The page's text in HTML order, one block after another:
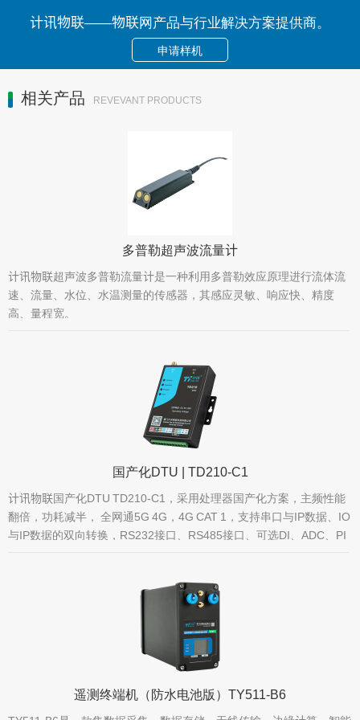
计讯物联——物联网产品与行业解决方案提供商。
申请样机
相关产品 REVEVANT PRODUCTS
多普勒超声波流量计
计讯物联超声波多普勒流量计是一种利用多普勒效应原理进行流体流
速、流量、水位、水温测量的传感器，其感应灵敏、响应快、精度
高、量程宽。
国产化DTU | TD210-C1
计讯物联国产化DTU TD210-C1，采用处理器国产化方案，主频性能
翻倍，功耗减半， 全网通5G 4G，4G CAT 1，支持串口与IP数据、IO
与IP数据的双向转换，RS232接口、RS485接口、可选DI、ADC、PI
遥测终端机（防水电池版）TY511-B6